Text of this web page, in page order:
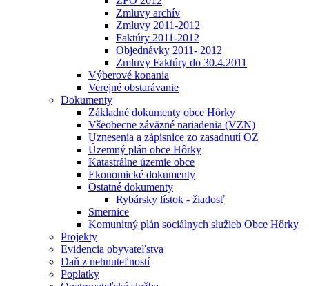
Zmluvy archív
Zmluvy 2011-2012
Faktúry 2011-2012
Objednávky 2011- 2012
Zmluvy Faktúry do 30.4.2011
Výberové konania
Verejné obstarávanie
Dokumenty
Základné dokumenty obce Hôrky
Všeobecne záväzné nariadenia (VZN)
Uznesenia a zápisnice zo zasadnutí OZ
Územný plán obce Hôrky
Katastrálne územie obce
Ekonomické dokumenty
Ostatné dokumenty
Rybársky lístok - žiadosť
Smernice
Komunitný plán sociálnych služieb Obce Hôrky
Projekty
Evidencia obyvateľstva
Daň z nehnuteľností
Poplatky